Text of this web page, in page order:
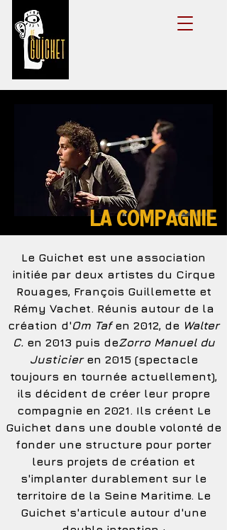
LA COMPAGNIE
Le Guichet est une association
initiée par deux artistes du Cirque
Rouages, François Guillemette et
Rémy Vachet. Réunis autour de la
création d'Om Tafen 2012, de Walter
C.en 2013 puis deZorro Manuel du
Justicieren 2015 (spectacle
toujours en tournée actuellement),
ils décident de créer leur propre
compagnie en 2021. Ils créent Le
Guichet dans une double volonté de
fonder une structure pour porter
leurs projets de création et
s'implanter durablement sur le
territoire de la Seine Maritime. Le
Guichet s'articule autour d'une